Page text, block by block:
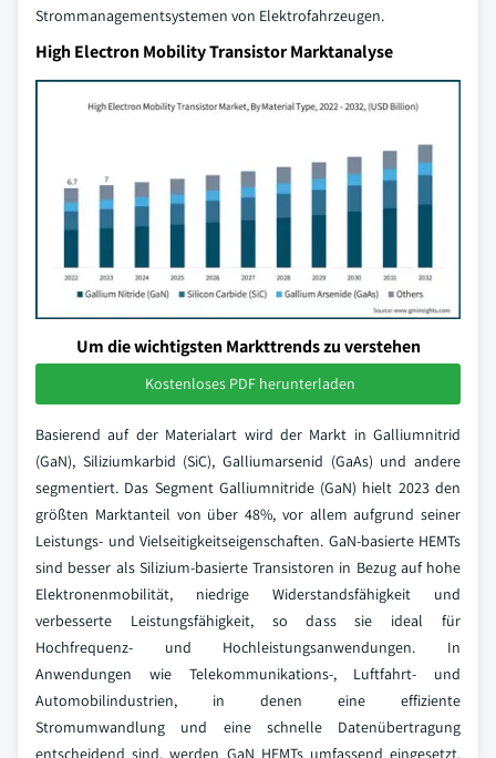
Strommanagementsystemen von Elektrofahrzeugen.
High Electron Mobility Transistor Marktanalyse
Um die wichtigsten Markttrends zu verstehen
Kostenloses PDF herunterladen
Basierend auf der Materialart wird der Markt in Galliumnitrid
(GaN), Siliziumkarbid (SiC), Galliumarsenid (GaAs) und andere
segmentiert. Das Segment Galliumnitride (GaN) hielt 2023 den
größten Marktanteil von über 48%, vor allem aufgrund seiner
Leistungs- und Vielseitigkeitseigenschaften. GaN-basierte HEMTs
sind besser als Silizium-basierte Transistoren in Bezug auf hohe
Elektronenmobilität, niedrige Widerstandsfähigkeit und
verbesserte Leistungsfähigkeit, so dass sie ideal für
Hochfrequenz- und Hochleistungsanwendungen. In
Anwendungen wie Telekommunikations-, Luftfahrt- und
Automobilindustrien, in denen eine effiziente
Stromumwandlung und eine schnelle Datenübertragung
entscheidend sind, werden GaN HEMTs umfassend eingesetzt.